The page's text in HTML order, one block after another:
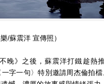
/蘇震洋 宣傳照）
晚》之後，蘇震洋打鐵趁熱
字一句〉特別邀請周杰倫拍